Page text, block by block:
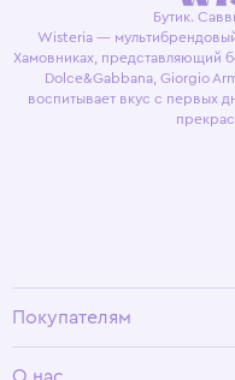
Бутик.
Wisteria —
Хамовниках, представляющий
Dolce&Gabbana, Giorgio
воспитывает вкус с первых
Покупателям